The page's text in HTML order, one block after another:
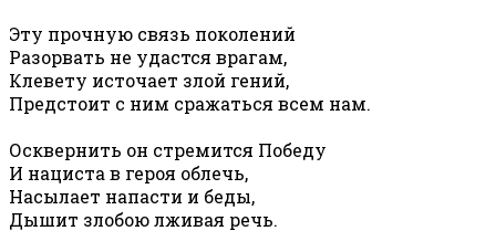
Эту прочную связь поколений
Разорвать не удастся врагам,
Клевету источает злой гений,
Предстоит с ним сражаться всем нам.
Осквернить он стремится Победу
И нациста в героя облечь,
Насылает напасти и беды,
Дышит злобою лживая речь.